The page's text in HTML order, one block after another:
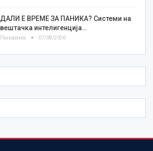
ДАЛИ Е ВРЕМЕ ЗА ПАНИКА? Системи на
вештачка интелигенција…
Панорама 07/08/2026